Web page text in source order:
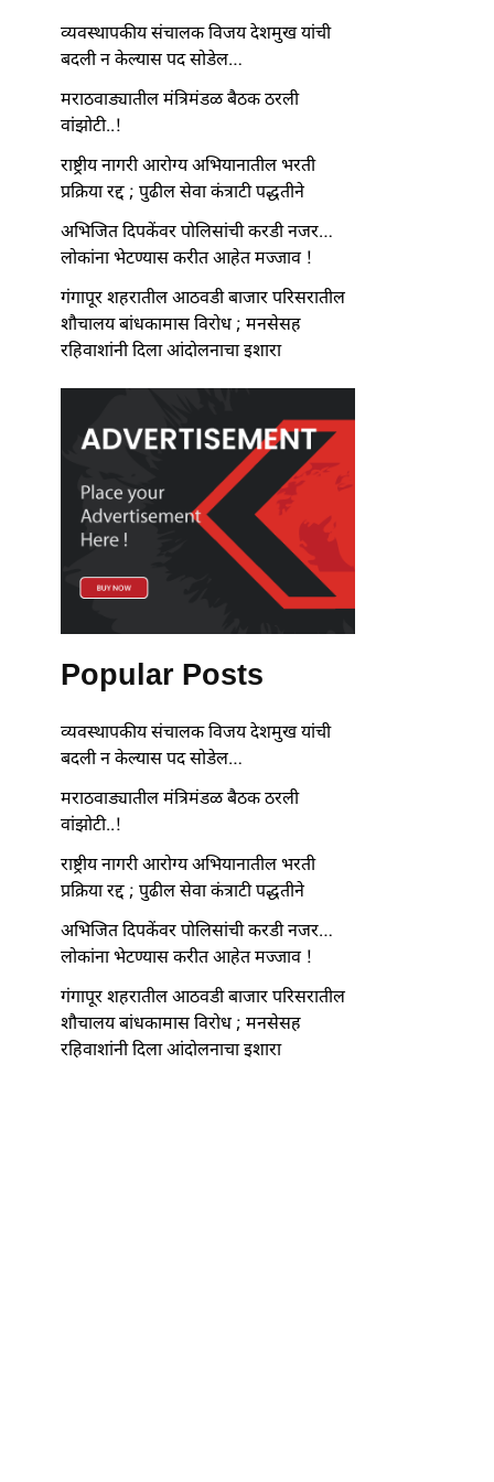
व्यवस्थापकीय संचालक विजय देशमुख यांची
बदली न केल्यास पद सोडेल…
मराठवाड्यातील मंत्रिमंडळ बैठक ठरली
वांझोटी..!
राष्ट्रीय नागरी आरोग्य अभियानातील भरती
प्रक्रिया रद्द ; पुढील सेवा कंत्राटी पद्धतीने
अभिजित दिपकेंवर पोलिसांची करडी नजर…
लोकांना भेटण्यास करीत आहेत मज्जाव !
गंगापूर शहरातील आठवडी बाजार परिसरातील
शौचालय बांधकामास विरोध ; मनसेसह
रहिवाशांनी दिला आंदोलनाचा इशारा
Popular Posts
व्यवस्थापकीय संचालक विजय देशमुख यांची
बदली न केल्यास पद सोडेल…
मराठवाड्यातील मंत्रिमंडळ बैठक ठरली
वांझोटी..!
राष्ट्रीय नागरी आरोग्य अभियानातील भरती
प्रक्रिया रद्द ; पुढील सेवा कंत्राटी पद्धतीने
अभिजित दिपकेंवर पोलिसांची करडी नजर…
लोकांना भेटण्यास करीत आहेत मज्जाव !
गंगापूर शहरातील आठवडी बाजार परिसरातील
शौचालय बांधकामास विरोध ; मनसेसह
रहिवाशांनी दिला आंदोलनाचा इशारा